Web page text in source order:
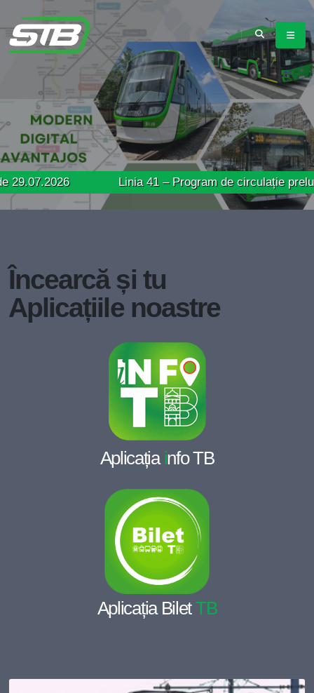
Linia 41 – Program de circulație prelungit în
Încearcă și tu
Aplicațiile noastre
Aplicația info TB
Aplicația BiletTB